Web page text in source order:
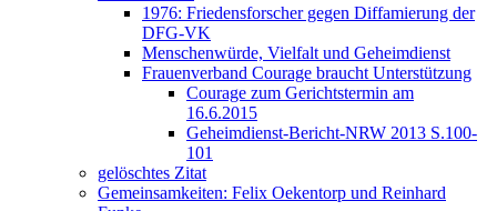
1976: Friedensforscher gegen Diffamierung der
DFG-VK
Menschenwürde, Vielfalt und Geheimdienst
Frauenverband Courage braucht Unterstützung
Courage zum Gerichtstermin am
16.6.2015
Geheimdienst-Bericht-NRW 2013 S.100-
101
gelöschtes Zitat
Gemeinsamkeiten: Felix Oekentorp und Reinhard